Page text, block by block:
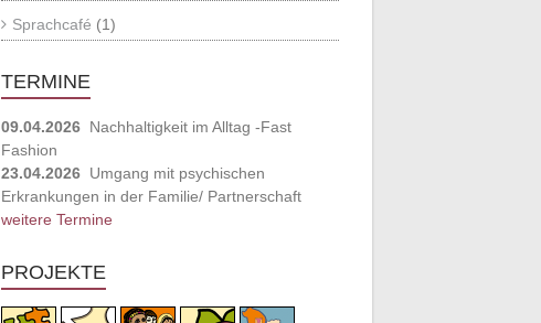
Sprachcafé (1)
TERMINE
09.04.2026 Nachhaltigkeit im Alltag -Fast
Fashion
23.04.2026 Umgang mit psychischen
Erkrankungen in der Familie/ Partnerschaft
weitere Termine
PROJEKTE